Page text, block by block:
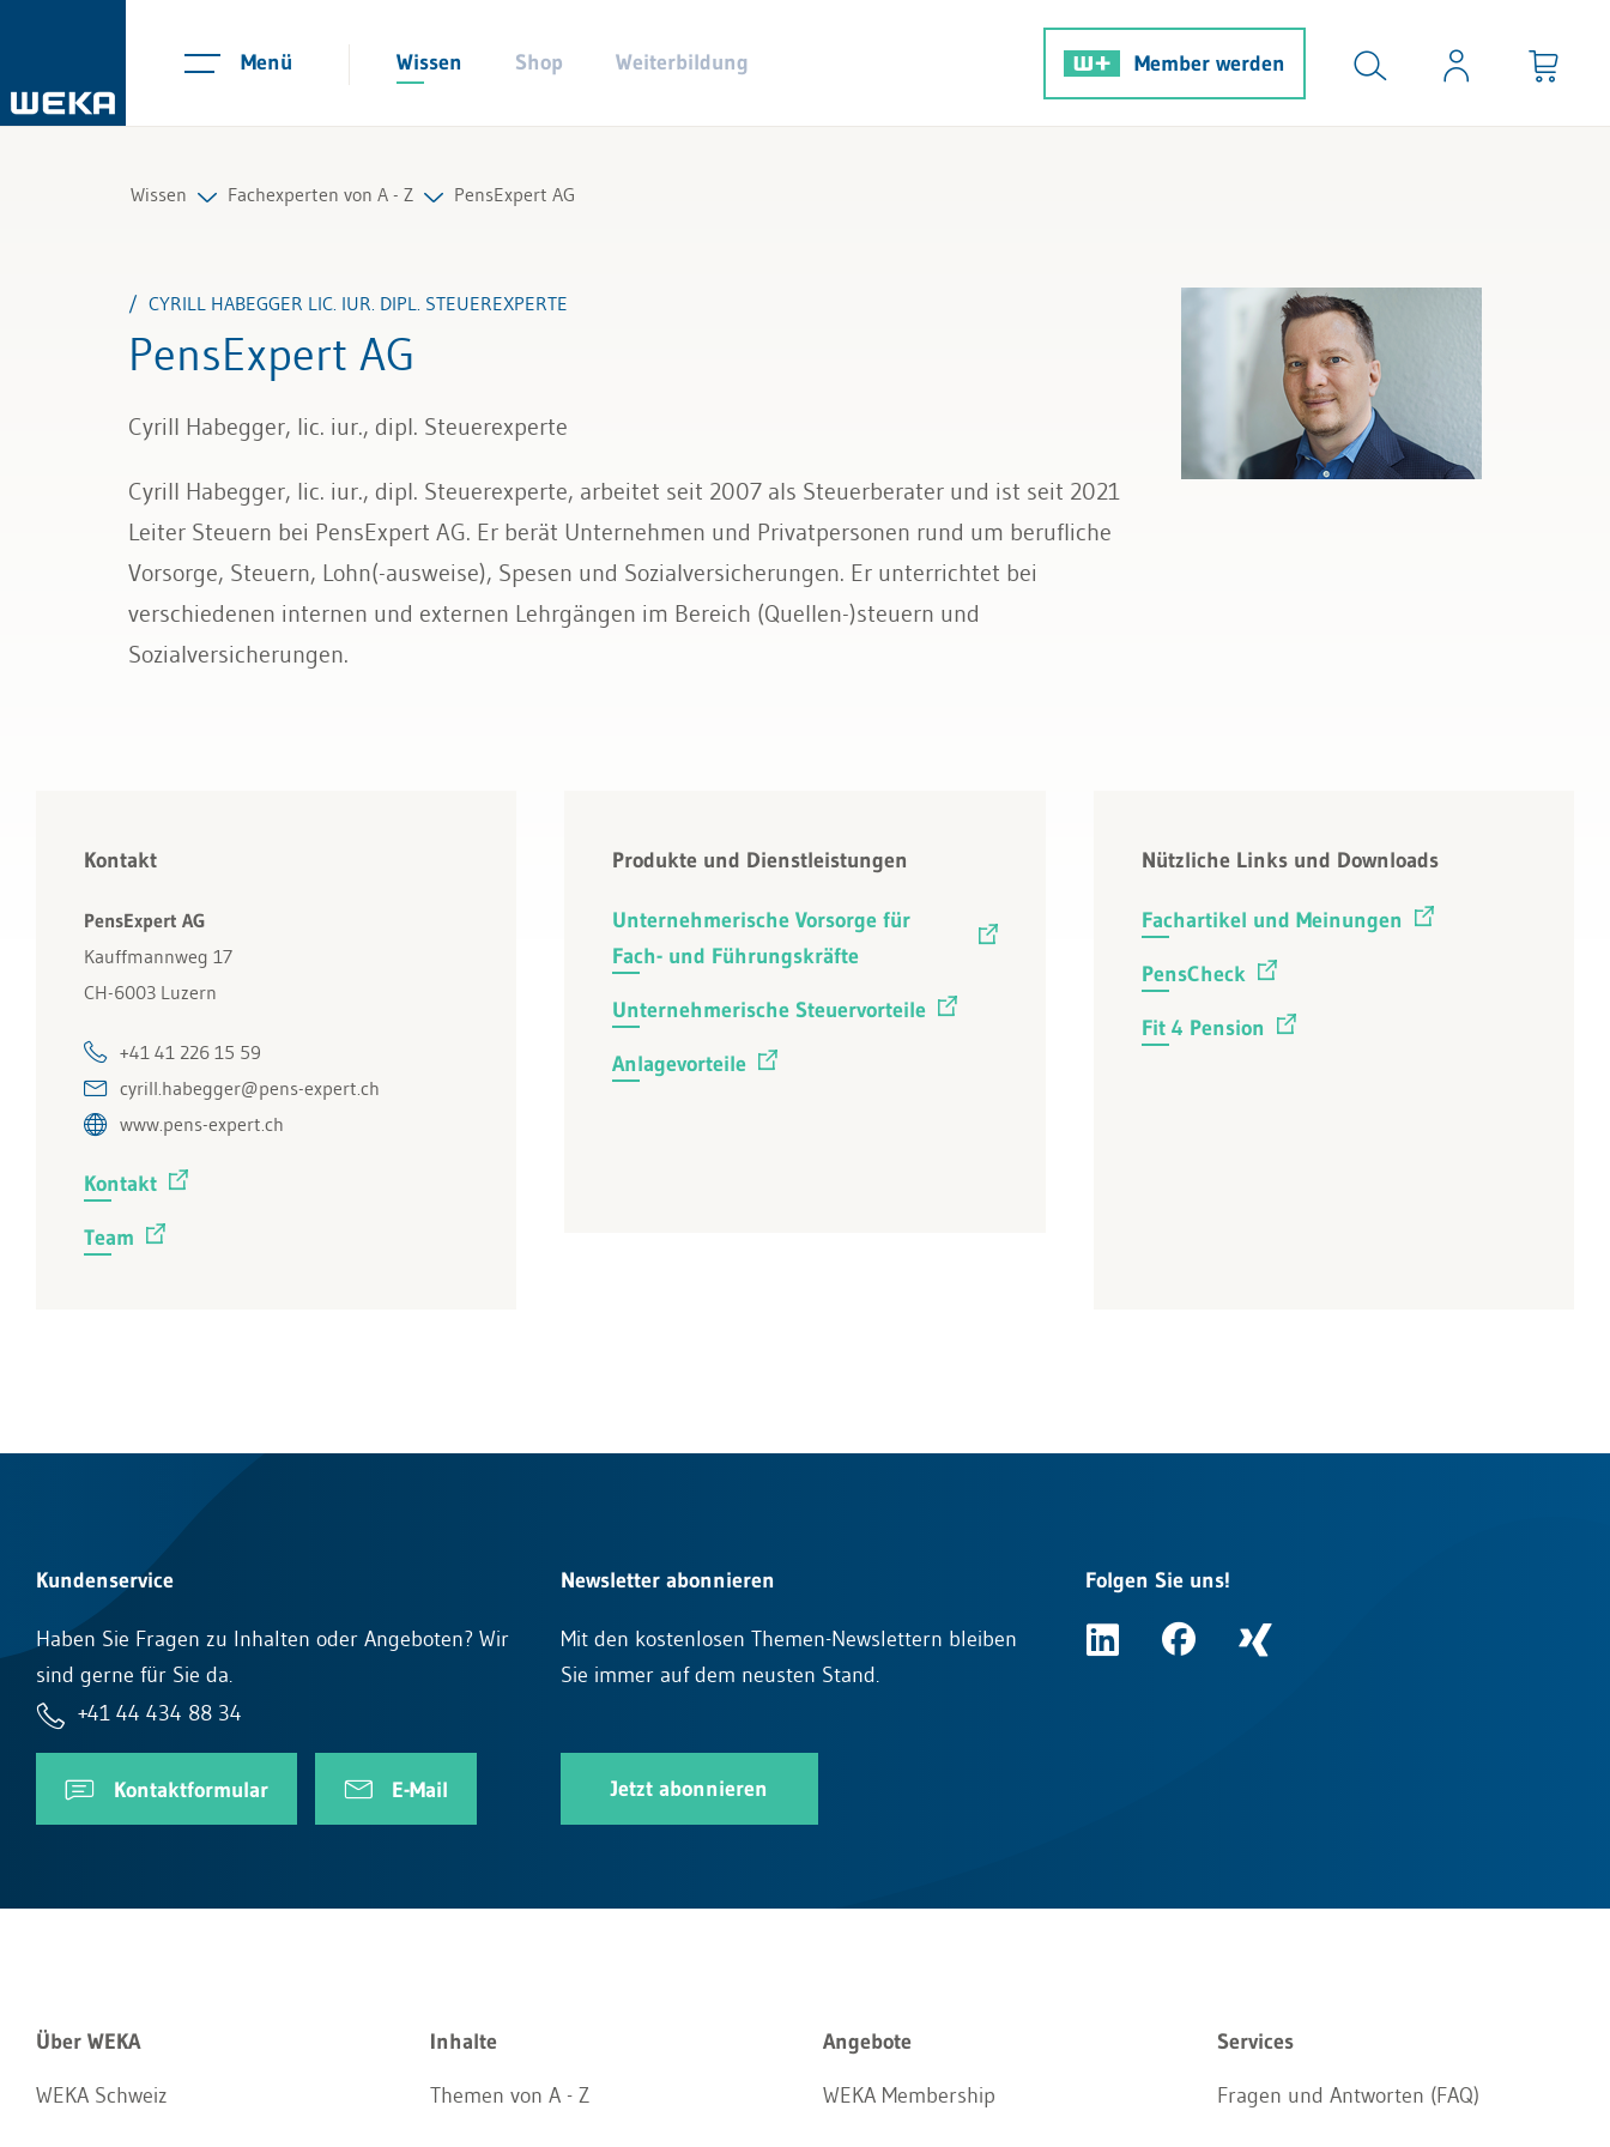
Menü Wissen Shop Weiterbildung Member werden
Wissen
Führung & Kompetenzen
Finanzen & Steuern
Recht
Bau & Immobilien
Fachexperten von A - Z PensExpert AG
CYRILL HABEGGER LIC. IUR. DIPL. STEUEREXPERTE
PensExpert AG
Cyrill Habegger, lic. iur., dipl. Steuerexperte
Cyrill Habegger, lic. iur., dipl. Steuerexperte, arbeitet seit 2007 als Steuerberater und ist seit 2021
Leiter Steuern bei PensExpert AG. Er berät Unternehmen und Privatpersonen rund um berufliche
Vorsorge, Steuern, Lohn(-ausweise), Spesen und Sozialversicherungen. Er unterrichtet bei
verschiedenen internen und externen Lehrgängen im Bereich (Quellen-)steuern und
Sozialversicherungen.
Kontakt
PensExpert AG
Kauffmannweg 17
CH-6003 Luzern
+41 41 226 15 59
cyrill.habegger@pens-expert.ch
www.pens-expert.ch
Kontakt
Team
Produkte und Dienstleistungen
Unternehmerische Vorsorge für
Fach- und Führungskräfte
Unternehmerische Steuervorteile
Anlagevorteile
Nützliche Links und Downloads
Fachartikel und Meinungen
PensCheck
Fit 4 Pension
Kundenservice
Haben Sie Fragen zu Inhalten oder Angeboten? Wir
sind gerne für Sie da.
+41 44 434 88 34
Kontaktformular E-Mail
Newsletter abonnieren
Mit den kostenlosen Themen-Newslettern bleiben
Sie immer auf dem neusten Stand.
Jetzt abonnieren
Folgen Sie uns!
Über WEKA
WEKA Schweiz
Inhalte
Themen von A - Z
Angebote
WEKA Membership
Services
Fragen und Antworten (FAQ)